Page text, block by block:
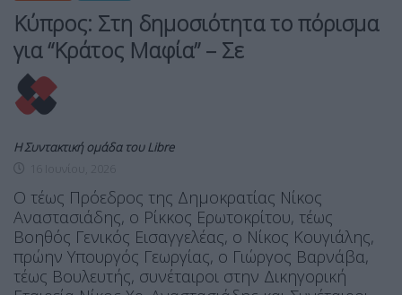
Κύπρος: Στη δημοσιότητα το πόρισμα
για “Κράτος Μαφία” – Σε
Η Συντακτική ομάδα του Libre
Ο τέως Πρόεδρος της Δημοκρατίας Νίκος
Αναστασιάδης, ο Ρίκκος Ερωτοκρίτου, τέως
Βοηθός Γενικός Εισαγγελέας, ο Νίκος Κουγιάλης,
πρώην Υπουργός Γεωργίας, ο Γιώργος Βαρνάβα,
τέως Βουλευτής, συνέταιροι στην Δικηγορική